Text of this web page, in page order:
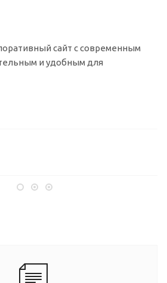
сайт с современным
и удобным для